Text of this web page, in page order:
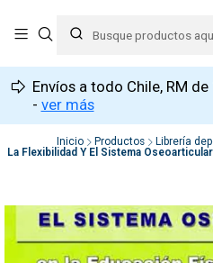
Envíos a todo Chile, RM
- ver más
Inicio Productos Librería
La Flexibilidad Y El Sistema